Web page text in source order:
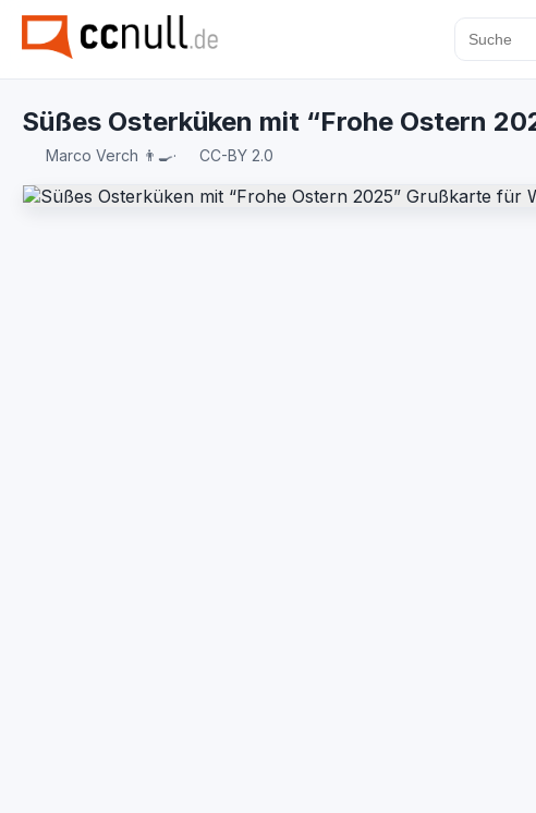
Süßes Osterküken mit “Frohe Ostern
Marco Verch 👨‍🍳· CC-BY 2.0